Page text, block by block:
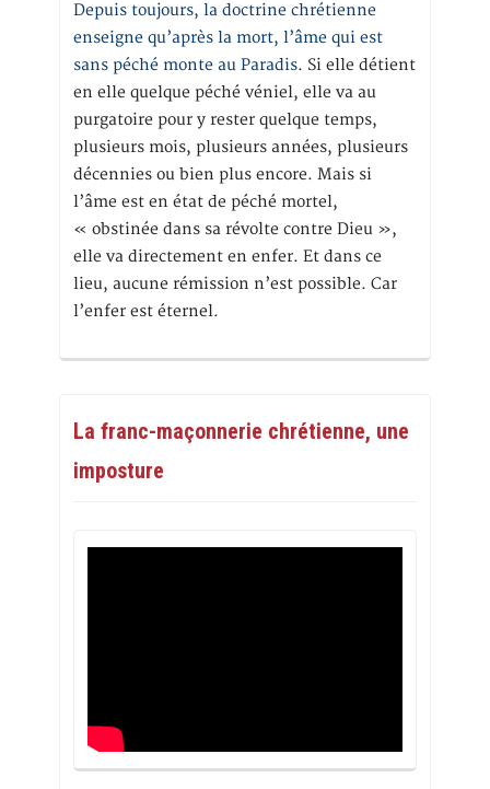
Depuis toujours, la doctrine chrétienne
enseigne qu’après la mort, l’âme qui est
sans péché monte au Paradis. Si elle détient
en elle quelque péché véniel, elle va au
purgatoire pour y rester quelque temps,
plusieurs mois, plusieurs années, plusieurs
décennies ou bien plus encore. Mais si
l’âme est en état de péché mortel,
« obstinée dans sa révolte contre Dieu »,
elle va directement en enfer. Et dans ce
lieu, aucune rémission n’est possible. Car
l’enfer est éternel.
La franc-maçonnerie chrétienne, une
imposture